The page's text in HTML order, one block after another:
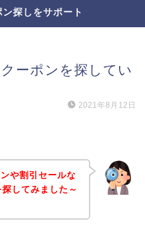
探しをサポート
ーポンを探してい
2021年8月12日
や割引セールな
してみました～